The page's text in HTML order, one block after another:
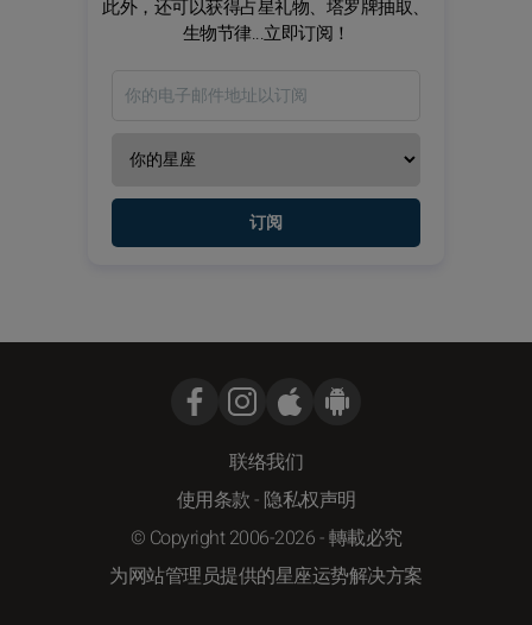
此外，还可以获得占星礼物、塔罗牌抽取、
生物节律...立即订阅！
订阅
联络我们
使用条款- 隐私权声明
© Copyright 2006-2026 - 轉載必究
为网站管理员提供的星座运势解决方案